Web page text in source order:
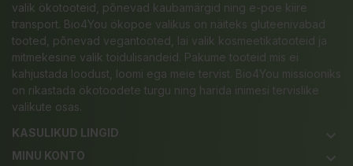
valik ökotooteid, põnevad kaubamärgid ning e-poe kiire
transport. Bio4You ökopoe valikus on näiteks gluteenivabad
tooted, põnevad vegantooted, lai valik kosmeetikatooteid ja
mitmekesine valik toidulisandeid. Pakume tooteid mis ei
kahjustada loodust, loomi ega meie tervist. Bio4You missiooniks
on rikastada ökotoodete turgu ning harida inimesi tervislike
valikute osas.
KASULIKUD LINGID
keyboard_arrow_down
MINU KONTO keyboard_arrow_down